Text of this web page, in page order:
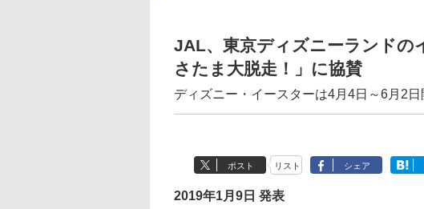
JAL、東京ディズニーランドの
さたま大脱走！」に協賛
ディズニー・イースターは4月4日～6月2日
ポスト リスト シェア
2019年1月9日 発表